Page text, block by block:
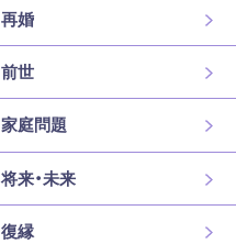
再婚
前世
家庭問題
将来・未来
復縁